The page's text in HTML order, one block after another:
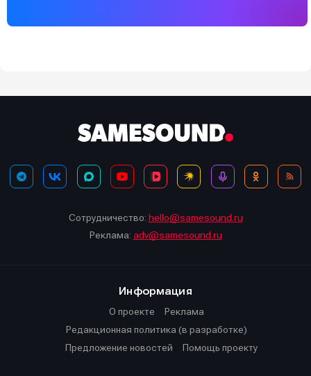
Сотрудничество: hello@samesound.ru
Реклама: adv@samesound.ru
Информация
О проекте
Реклама
Редакционная политика (в разработке)
Предложение новостей
Помощь проекту